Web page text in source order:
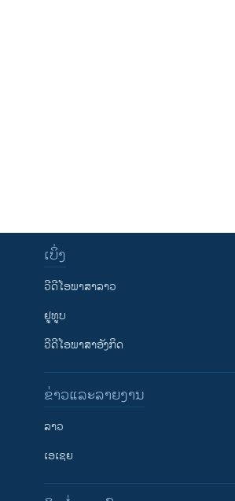
ເບິ່ງ
ວີດີໂອພາສາລາວ
ຢູທູບ
ວີດີໂອພາສາອັງກິດ
ຂ່າວແລະລາຍງານ
ລາວ
ເອເຊຍ